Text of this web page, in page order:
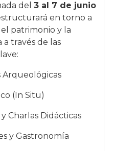
del 3 al 7 de junio
en torno a
patrimonio y la
través de las
Arqueológicas
(In Situ)
Charlas Didácticas
y Gastronomía